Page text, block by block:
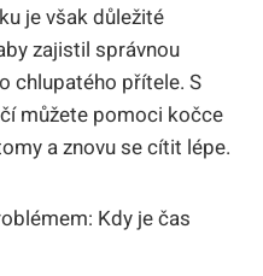
je však důležité
⁢zajistil správnou
chlupatého ⁢přítele. S
můžete ⁣pomoci kočce
a znovu se cítit lépe.